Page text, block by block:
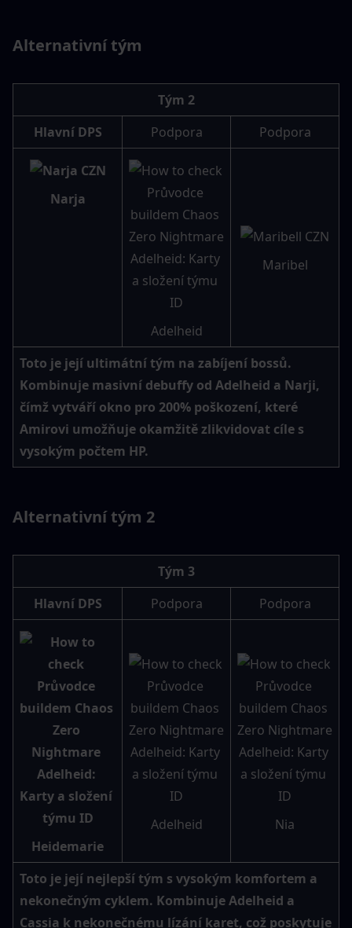
Alternativní tým
Tým 2
Hlavní DPS
Podpora Podpora
Narja
Adelheid
Maribel
Toto je její ultimátní tým na zabíjení bossů.
Kombinuje masivní debuffy od Adelheid a Narji,
čímž vytváří okno pro 200% poškození, které
Amirovi umožňuje okamžitě zlikvidovat cíle s
vysokým počtem HP.
Alternativní tým 2
Tým 3
Hlavní DPS
Podpora Podpora
Heidemarie
Adelheid Nia
Toto je její nejlepší tým s vysokým komfortem a
nekonečným cyklem. Kombinuje Adelheid a
Cassia k nekonečnému lízání karet, což poskytuje